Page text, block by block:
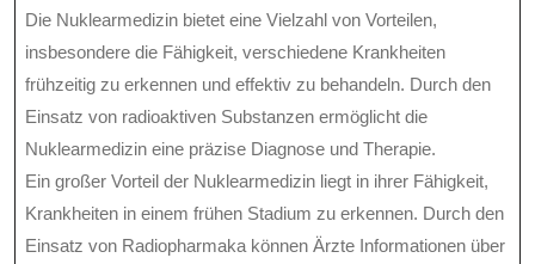
Die Nuklearmedizin bietet eine Vielzahl von Vorteilen,
insbesondere die Fähigkeit, verschiedene Krankheiten
frühzeitig zu erkennen und effektiv zu behandeln. Durch den
Einsatz von radioaktiven Substanzen ermöglicht die
Nuklearmedizin eine präzise Diagnose und Therapie.
Ein großer Vorteil der Nuklearmedizin liegt in ihrer Fähigkeit,
Krankheiten in einem frühen Stadium zu erkennen. Durch den
Einsatz von Radiopharmaka können Ärzte Informationen über